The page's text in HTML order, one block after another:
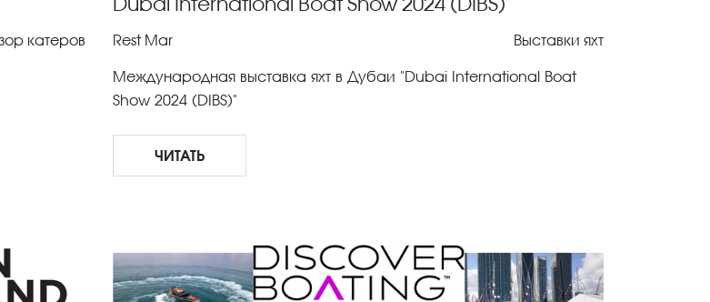
катеров Rest Mar Выставки яхт
Международная выставка яхт в Дубаи "Dubai International Boat
Show 2024 (DIBS)"
ЧИТАТЬ